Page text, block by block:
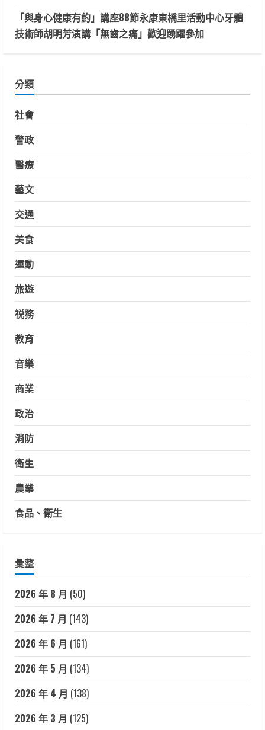
「與身心健康有約」講座88節永康東橋里活動中心牙體
技術師胡明芳演講「無齒之痛」歡迎踴躍參加
分類
社會
警政
醫療
藝文
交通
美食
運動
旅遊
祱務
教育
音樂
商業
政治
消防
衛生
農業
食品、衛生
彙整
2026 年 8 月 (50)
2026 年 7 月 (143)
2026 年 6 月 (161)
2026 年 5 月 (134)
2026 年 4 月 (138)
2026 年 3 月 (125)